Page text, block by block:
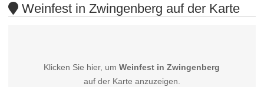
Weinfest in Zwingenberg auf der Karte
Klicken Sie hier, umWeinfest in Zwingenberg
auf der Karte anzuzeigen.